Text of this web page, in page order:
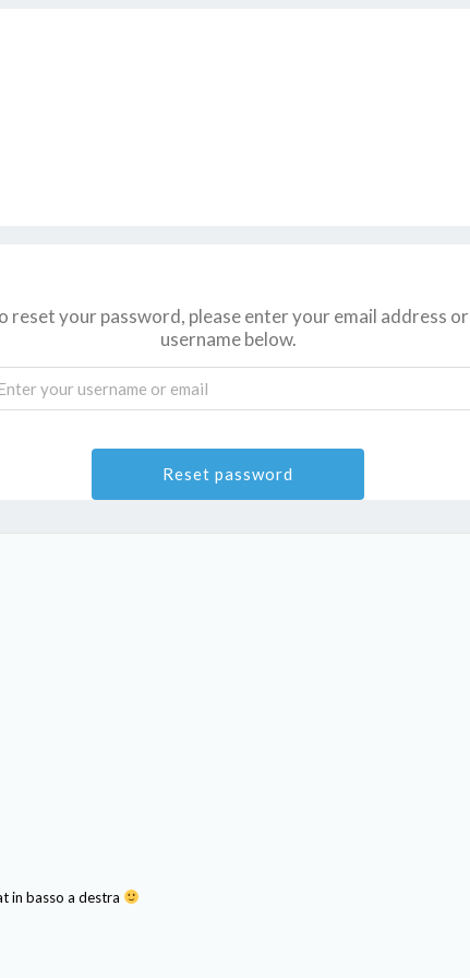
reset your password, please enter your email address or
username below.
in basso a destra